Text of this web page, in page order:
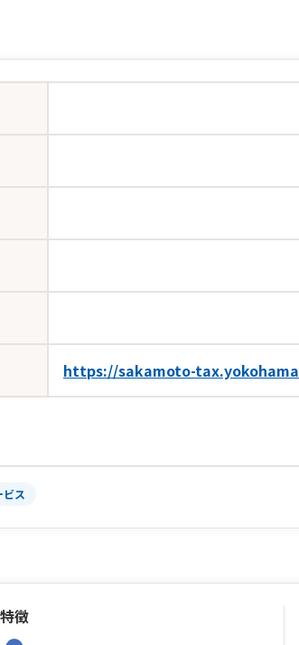
https://sakamoto-tax.yokohama
ビス
特徴